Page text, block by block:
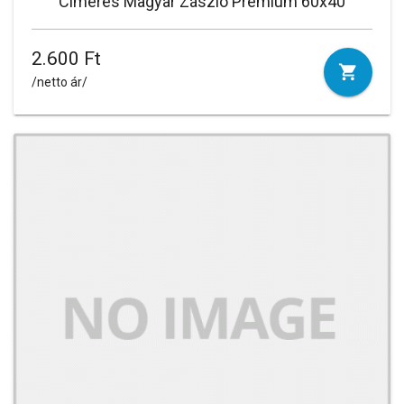
2.600 Ft
/netto ár/